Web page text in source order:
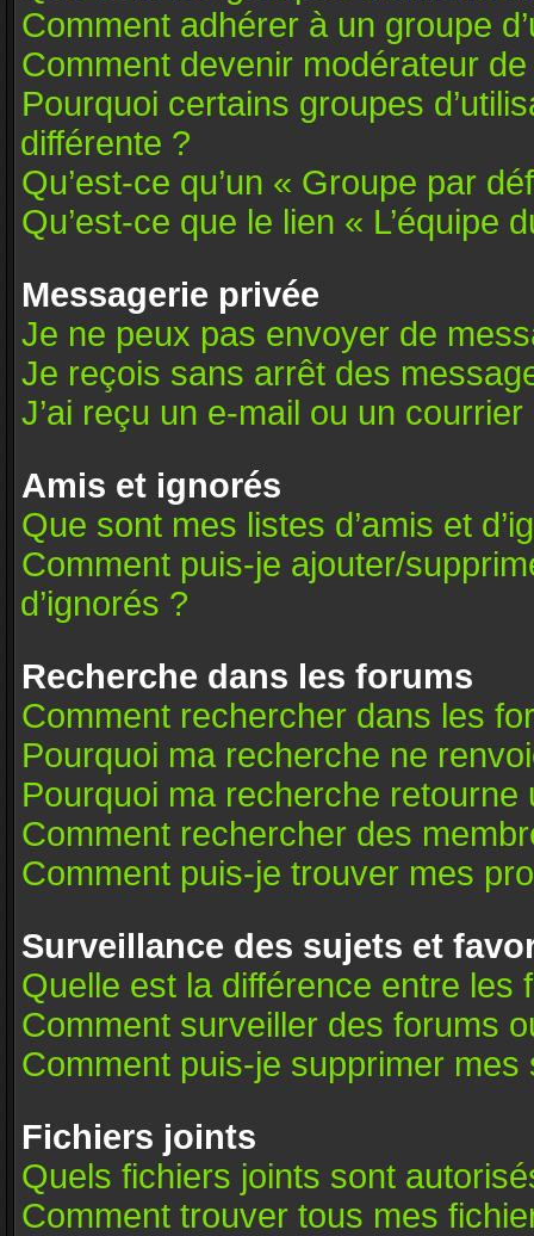
Comment adhérer à un groupe
Comment devenir modérateur
Pourquoi certains groupes
différente ?
Qu’est-ce qu’un « Groupe par
Qu’est-ce que le lien « L’équipe
Messagerie privée
Je ne peux pas envoyer de
Je reçois sans arrêt des
J’ai reçu un e-mail ou un
Amis et ignorés
Que sont mes listes d’amis et
Comment puis-je ajouter/
d’ignorés ?
Recherche dans les forums
Comment rechercher dans les
Pourquoi ma recherche ne
Pourquoi ma recherche retourne
Comment rechercher des
Comment puis-je trouver mes
Surveillance des sujets et
Quelle est la différence entre les
Comment surveiller des forums
Comment puis-je supprimer
Fichiers joints
Quels fichiers joints sont
Comment trouver tous mes